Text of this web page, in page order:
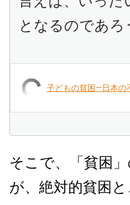
となるのであろ
子どもの貧困―日本の
そこで、「貧困
が、絶対的貧困